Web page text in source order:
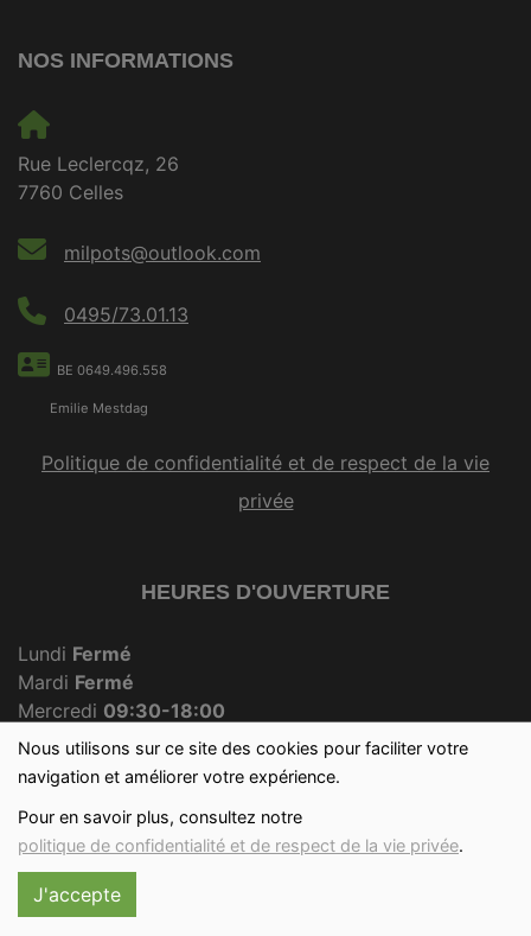
Nous utilisons sur ce site des cookies pour faciliter votre
navigation et améliorer votre expérience.
Pour en savoir plus, consultez notre
politique de confidentialité et de respect de la vie privée.
J'accepte
NOS INFORMATIONS
Rue Leclercqz, 26
7760 Celles
milpots@outlook.com
0495/73.01.13
BE 0649.496.558
Emilie Mestdag
Politique de confidentialité et de respect de la vie
privée
HEURES D'OUVERTURE
Lundi Fermé
Mardi Fermé
Mercredi 09:30-18:00
JeudiFermé
Vendredi 09:30-18:00
Dimanche09:30-12:00